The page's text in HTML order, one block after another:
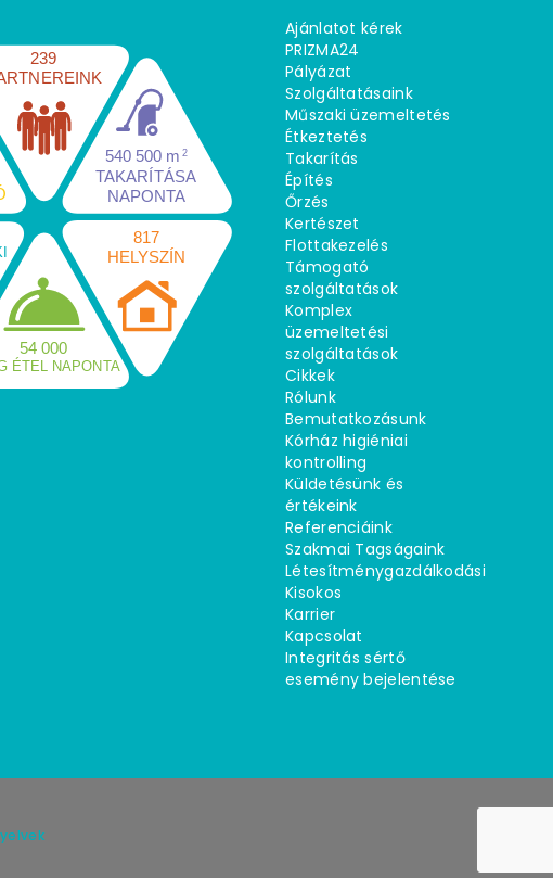
239
540 500 m 2
TAKARÍTÁSA
NAPONTA
817
HELYSZÍN
54 000
ÉTEL NAPONTA
Ajánlatot kérek
PRIZMA24
Pályázat
Szolgáltatásaink
Műszaki üzemeltetés
Étkeztetés
Takarítás
Építés
Őrzés
Kertészet
Flottakezelés
Támogató
szolgáltatások
Komplex
üzemeltetési
szolgáltatások
Cikkek
Rólunk
Bemutatkozásunk
Kórház higiéniai
kontrolling
Küldetésünk és
értékeink
Referenciáink
Szakmai Tagságaink
Létesítménygazdálkodási
Kisokos
Karrier
Kapcsolat
Integritás sértő
esemény bejelentése